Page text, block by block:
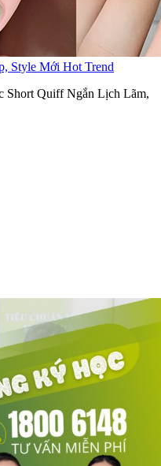
Style Mới Hot Trend
Short Quiff Ngắn Lịch Lãm,